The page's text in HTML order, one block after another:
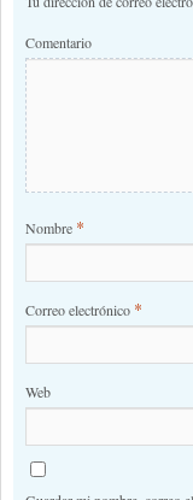
Comentario
Nombre *
Correo electrónico *
Web